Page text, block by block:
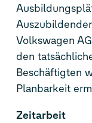
Volkswagen
den
Beschäftigten
Planbarkeit
Zeitarbeit